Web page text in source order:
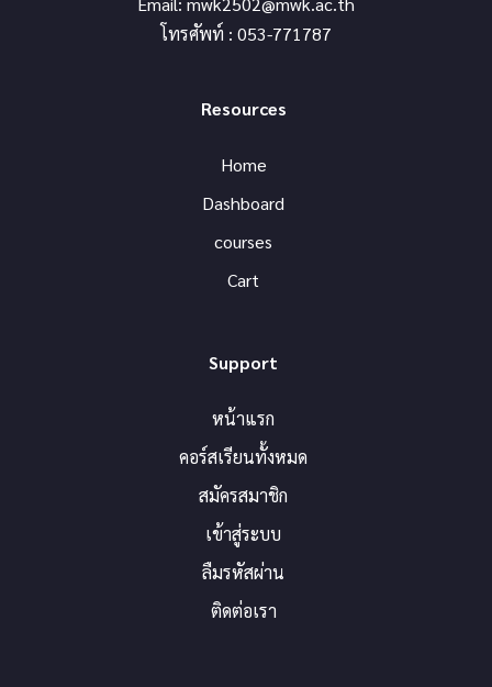
โทรศัพท์ : 053-771787
Resources
Home
Dashboard
courses
Cart
Support
หน้าแรก
คอร์สเรียนทั้งหมด
สมัครสมาชิก
เข้าสู่ระบบ
ลืมรหัสผ่าน
ติดต่อเรา